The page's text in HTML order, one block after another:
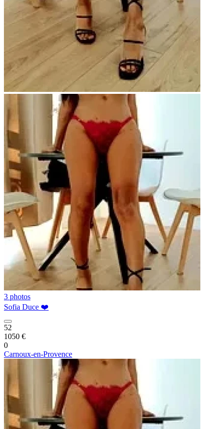
3 photos
Sofia Duce ❤️
52
1050 €
0
Carnoux-en-Provence